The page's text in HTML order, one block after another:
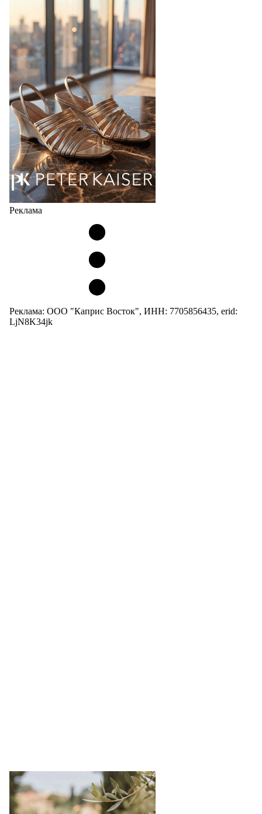
В 2027 году бренд TAMARIS отмечает 60-летний
юбилей. Шесть десятилетий доверия миллионов
покупателей, постоянного развития и понимания,
какой будет современная женщина завтра.
Юбилейная коллекция Весна–Лето 2027 открывает
не просто новый сезон, а…
04.08.2026 543
Реклама
Реклама: ООО "Каприс Восток", ИНН: 7705856435, erid:
LjN8K34jk